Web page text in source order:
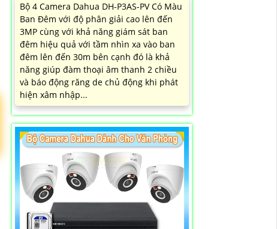
Bộ 4 Camera Dahua DH-P3AS-PV Có Màu
Ban Đêm với độ phân giải cao lên đến
3MP cùng với khả năng giám sát ban
đêm hiệu quả với tầm nhìn xa vào ban
đêm lên đến 30m bên cạnh đó là khả
năng giúp đàm thoại âm thanh 2 chiều
và báo động răng de chủ động khi phát
hiện xâm nhập...